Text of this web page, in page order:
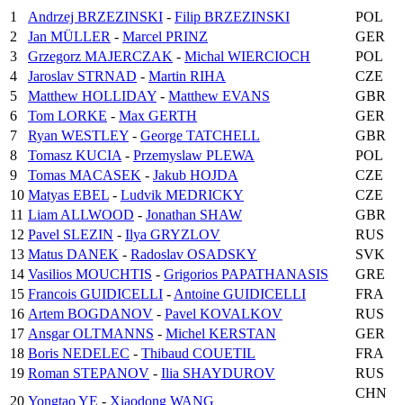
1 Andrzej BRZEZINSKI - Filip BRZEZINSKI
POL
2
Jan MÜLLER - Marcel PRINZ
GER
3
Grzegorz MAJERCZAK - Michal WIERCIOCH
POL
4
Jaroslav STRNAD - Martin RIHA
CZE
5
Matthew HOLLIDAY - Matthew EVANS
GBR
6
Tom LORKE - Max GERTH
GER
7
Ryan WESTLEY - George TATCHELL
GBR
8
Tomasz KUCIA - Przemyslaw PLEWA
POL
9
Tomas MACASEK - Jakub HOJDA
CZE
10 Matyas EBEL - Ludvik MEDRICKY
CZE
11 Liam ALLWOOD - Jonathan SHAW
GBR
12 Pavel SLEZIN - Ilya GRYZLOV
RUS
13 Matus DANEK - Radoslav OSADSKY
SVK
14 Vasilios MOUCHTIS - Grigorios PAPATHANASIS
GRE
15 Francois GUIDICELLI - Antoine GUIDICELLI
FRA
16 Artem BOGDANOV - Pavel KOVALKOV
RUS
17 Ansgar OLTMANNS - Michel KERSTAN
GER
18 Boris NEDELEC - Thibaud COUETIL
FRA
19 Roman STEPANOV - Ilia SHAYDUROV
RUS
20 Yongtao YE - Xiaodong WANG
CHN